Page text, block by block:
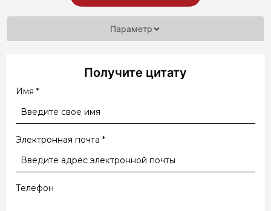
Параметр
Получите цитату
Имя *
Электронная почта *
Телефон